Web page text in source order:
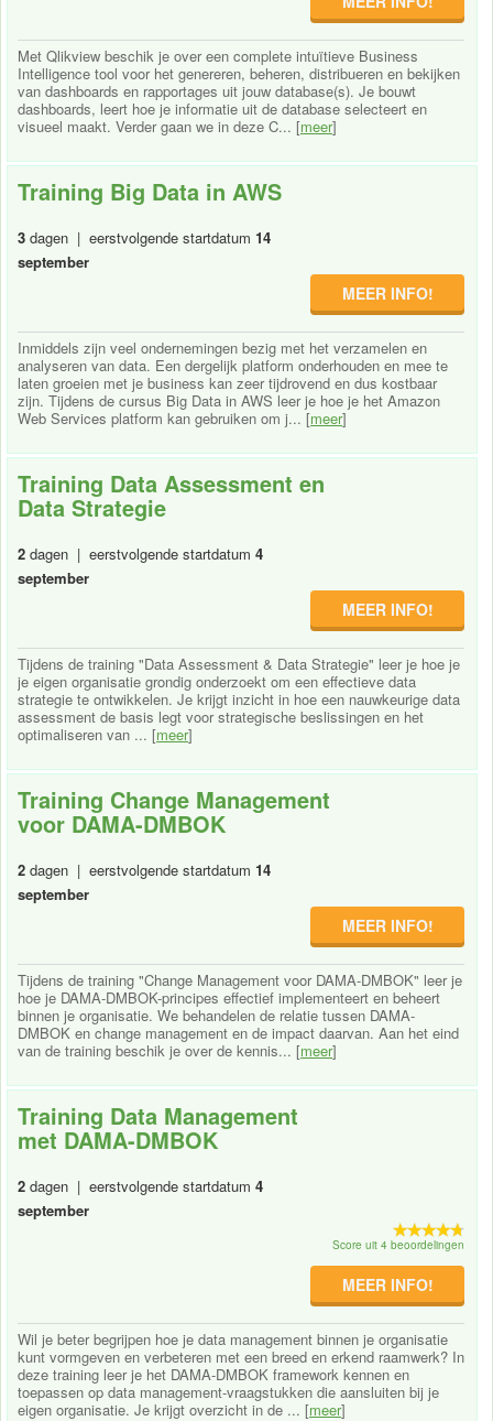
Met Qlikview beschik je over een complete intuïtieve Business
Intelligence tool voor het genereren, beheren, distribueren en bekijken
van dashboards en rapportages uit jouw database(s). Je bouwt
dashboards, leert hoe je informatie uit de database selecteert en
visueel maakt. Verder gaan we in deze C... [meer]
Training Big Data in AWS
3 dagen | eerstvolgende startdatum 14
september
MEER INFO!
Inmiddels zijn veel ondernemingen bezig met het verzamelen en
analyseren van data. Een dergelijk platform onderhouden en mee te
laten groeien met je business kan zeer tijdrovend en dus kostbaar
zijn. Tijdens de cursus Big Data in AWS leer je hoe je het Amazon
Web Services platform kan gebruiken om j... [meer]
Training Data Assessment en
Data Strategie
2 dagen | eerstvolgende startdatum 4
september
MEER INFO!
Tijdens de training "Data Assessment & Data Strategie" leer je hoe je
je eigen organisatie grondig onderzoekt om een effectieve data
strategie te ontwikkelen. Je krijgt inzicht in hoe een nauwkeurige data
assessment de basis legt voor strategische beslissingen en het
optimaliseren van ... [meer]
Training Change Management
voor DAMA-DMBOK
2 dagen | eerstvolgende startdatum 14
september
MEER INFO!
Tijdens de training "Change Management voor DAMA-DMBOK" leer je
hoe je DAMA-DMBOK-principes effectief implementeert en beheert
binnen je organisatie. We behandelen de relatie tussen DAMA-
DMBOK en change management en de impact daarvan. Aan het eind
van de training beschik je over de kennis... [meer]
Training Data Management
met DAMA-DMBOK
2 dagen | eerstvolgende startdatum 4
september
Score uit 4 beoordelingen
MEER INFO!
Wil je beter begrijpen hoe je data management binnen je organisatie
kunt vormgeven en verbeteren met een breed en erkend raamwerk? In
deze training leer je het DAMA-DMBOK framework kennen en
toepassen op data management-vraagstukken die aansluiten bij je
eigen organisatie. Je krijgt overzicht in de ... [meer]